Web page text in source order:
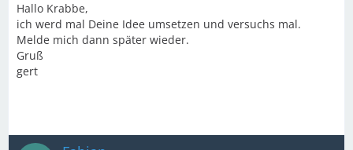
Hallo Krabbe,
ich werd mal Deine Idee umsetzen und versuchs mal.
Melde mich dann später wieder.
Gruß
gert